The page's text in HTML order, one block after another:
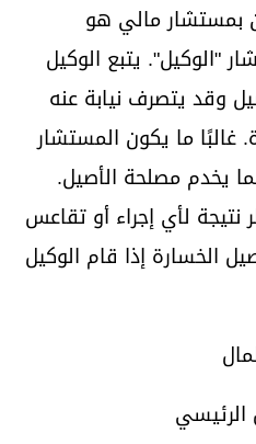
بمستشار مالي هو
"الوكيل". يتبع الوكيل
وقد يتصرف نيابة عنه
ما يكون المستشار
يخدم مصلحة الأصيل.
نتيجة لأي إجراء أو تقاعس
الخسارة إذا قام الوكيل
الرئيسي